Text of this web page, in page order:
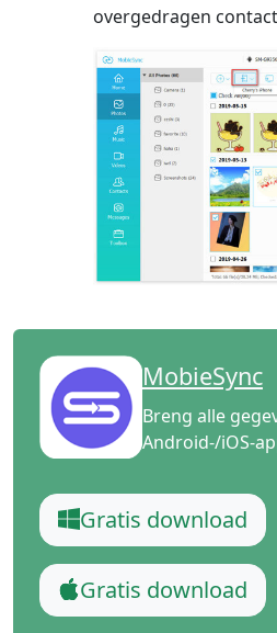
overgedragen
MobieSync
Breng alle
Android-/iOS-
Gratis download
Gratis download